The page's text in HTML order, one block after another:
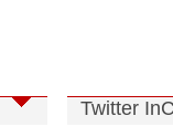
Twitter